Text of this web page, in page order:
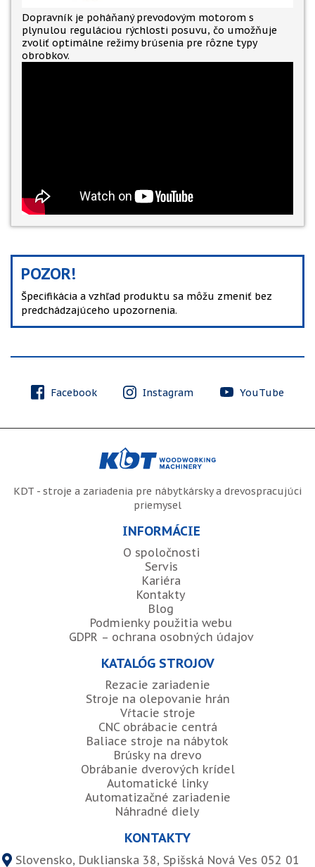
Dopravník je poháňaný prevodovým motorom s
plynulou reguláciou rýchlosti posuvu, čo umožňuje
zvoliť optimálne režimy brúsenia pre rôzne typy
obrobkov.
POZOR!
Špecifikácia a vzhľad produktu sa môžu zmeniť bez
predchádzajúceho upozornenia.
Facebook Instagram YouTube
KDT - stroje a zariadenia pre nábytkársky a drevospracujúci
priemysel
INFORMÁCIE
O spoločnosti
Servis
Kariéra
Kontakty
Blog
Podmienky použitia webu
GDPR – ochrana osobných údajov
KATALÓG STROJOV
Rezacie zariadenie
Stroje na olepovanie hrán
Vŕtacie stroje
CNC obrábacie centrá
Baliace stroje na nábytok
Brúsky na drevo
Obrábanie dverových krídel
Automatické linky
Automatizačné zariadenie
Náhradné diely
KONTAKTY
Slovensko, Duklianska 38, Spišská Nová Ves 052 01